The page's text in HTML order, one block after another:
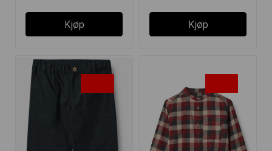
Kjøp Kjøp